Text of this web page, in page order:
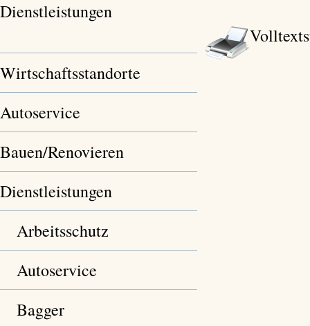
Dienstleistungen
Wirtschaftsstandorte
Autoservice
Bauen/Renovieren
Dienstleistungen
Arbeitsschutz
Autoservice
Bagger